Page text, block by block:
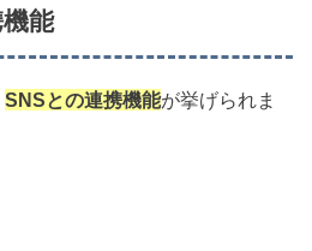
能
SNSとの連携機能が挙げられま